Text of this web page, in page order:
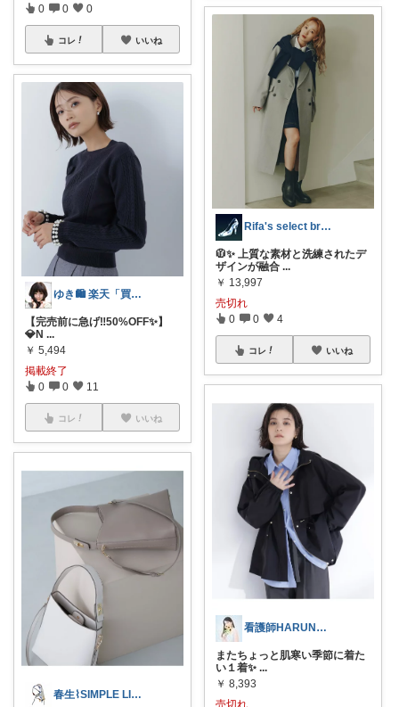
0 0 0
コレ いいね
ゆき🛍️ 楽天「買ってよかった」を厳選
【完売前に急げ‼️50%OFF✨】
💎N ...
￥ 5,494
掲載終了
0 0 11
コレ いいね
春生⌇SIMPLE LIFE⌇
Rifa's select branch
🧥✨ 上質な素材と洗練されたデ
ザインが融合 ...
￥ 13,997
売切れ
0 0 4
コレ いいね
看護師HARUNAの整えるROOM
またちょっと肌寒い季節に着た
い１着✨️ ...
￥ 8,393
売切れ